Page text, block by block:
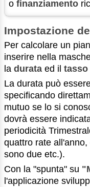
o finanziamento
Impostazione
Per calcolare un
inserire nella
la durata ed il tasso
La durata può
specificando
mutuo se lo si
dovrà essere
periodicità
quattro rate
sono due etc.).
Con la "spunta" su
l'applicazione